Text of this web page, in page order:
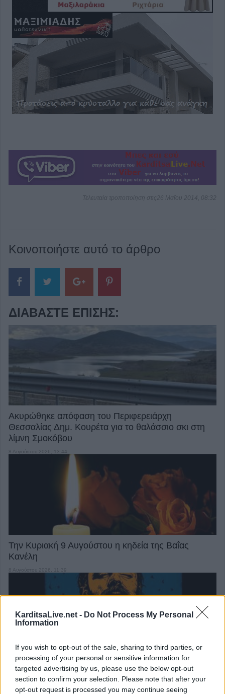
KarditsaLive.net - Do Not Process My Personal
Information
If you wish to opt-out of the sale, sharing to third parties, or
processing of your personal or sensitive information for
targeted advertising by us, please use the below opt-out
section to confirm your selection. Please note that after your
opt-out request is processed you may continue seeing
Τελευταία τροποποίηση στις26 Μαΐου 2014, 08:32
Κοινοποιήστε αυτό το άρθρο
ΔΙΑΒΆΣΤΕ ΕΠΊΣΗΣ:
Ακυρώθηκε απόφαση του Περιφερειάρχη
Θεσσαλίας Δημ. Κουρέτα για το θαλάσσιο σκι στη
λίμνη Σμοκόβου
8 Αυγούστου 2026, 13:44
Την Κυριακή 9 Αυγούστου η κηδεία της Βαΐας
Κανέλη
8 Αυγούστου 2026, 11:39
Ο Δήμος Σοφάδων παρουσιάζει τον Λεωνίδα
Μπαλάφα στη Λουτροπηγή
8 Αυγούστου 2026, 09:09